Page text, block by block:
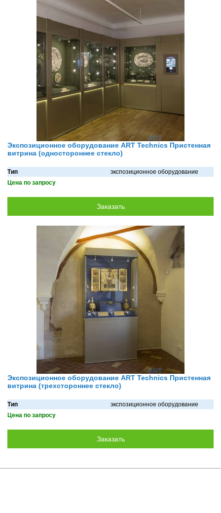
Экспозиционное оборудование ART Technics Пристенная
витрина (одностороннее стекло)
Тип
экспозиционное оборудование
Цена по запросу
Экспозиционное оборудование ART Technics Пристенная
витрина (трехстороннее стекло)
Тип
экспозиционное оборудование
Цена по запросу